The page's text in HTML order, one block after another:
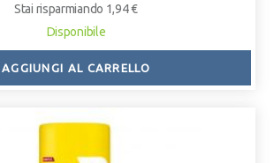
Stai risparmiando 1,94 €
Disponibile
AGGIUNGI AL CARRELLO